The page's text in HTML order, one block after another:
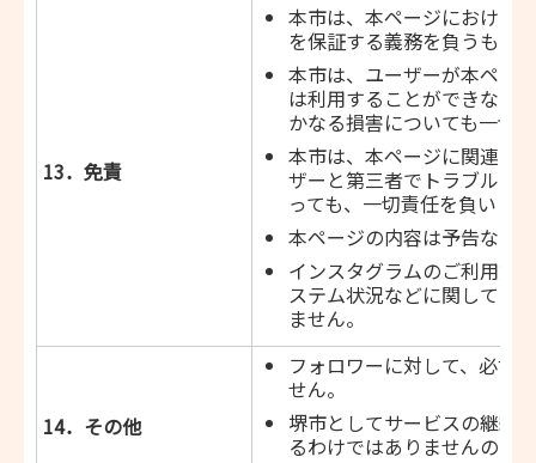
13．免責
本市は、本ページにおける
を保証する義務を負うもの
本市は、ユーザーが本ペー
は利用することができなか
かなる損害についても一切
本市は、本ページに関連し
ザーと第三者でトラブル・
っても、一切責任を負いま
本ページの内容は予告なく
インスタグラムのご利用方
ステム状況などに関しては
ません。
14．その他
フォロワーに対して、必ず
せん。
堺市としてサービスの継続
るわけではありませんので